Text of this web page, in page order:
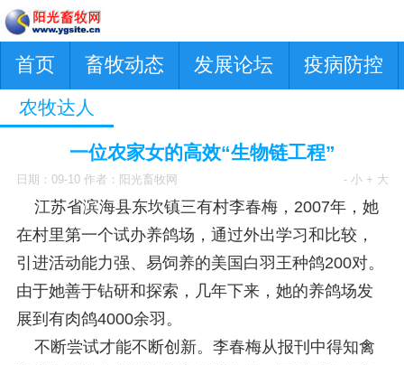
首页 畜牧动态 发展论坛 疫病防控
农牧达人
一位农家女的高效“生物链工程”
日期：09-10 作者：阳光畜牧网 - 小 + 大
江苏省滨海县东坎镇三有村李春梅，2007年，她
在村里第一个试办养鸽场，通过外出学习和比较，
引进活动能力强、易饲养的美国白羽王种鸽200对。
由于她善于钻研和探索，几年下来，她的养鸽场发
展到有肉鸽4000余羽。
不断尝试才能不断创新。李春梅从报刊中得知禽